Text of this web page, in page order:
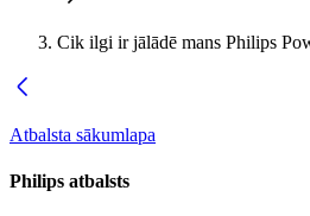
Cik ilgi ir jālādē mans Philips
Atbalsta sākumlapa
Philips atbalsts